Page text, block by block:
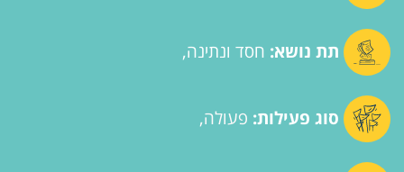
תת נושא: חסד ונתינה
סוג פעילות: פעולה